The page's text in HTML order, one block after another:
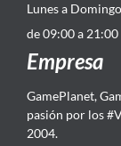
Lunes a Domingo
de 09:00 a 21:00
Empresa
GamePlanet,
pasión por los
2004.